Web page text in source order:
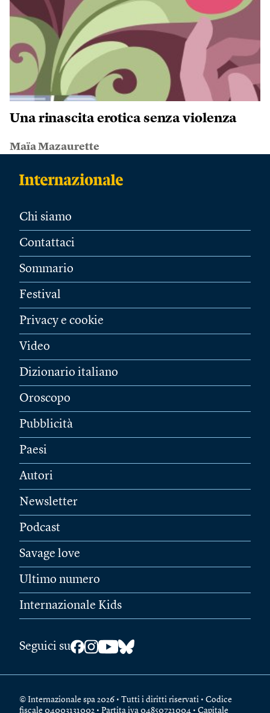
Una rinascita erotica senza violenza
Maïa Mazaurette
Chi siamo
Contattaci
Sommario
Festival
Privacy e cookie
Video
Dizionario italiano
Oroscopo
Pubblicità
Paesi
Autori
Newsletter
Podcast
Savage love
Ultimo numero
Internazionale Kids
Seguici su
© Internazionale spa 2026 • Tutti i diritti riservati • Codice
fiscale 04003131002 • Partita iva 04850721004 • Capitale